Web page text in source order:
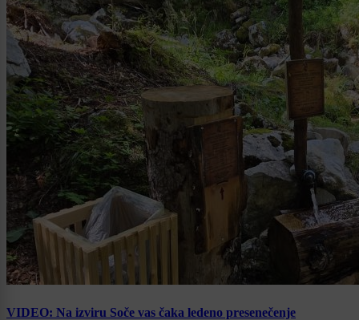
VIDEO: Na izviru Soče vas čaka ledeno presenečenje